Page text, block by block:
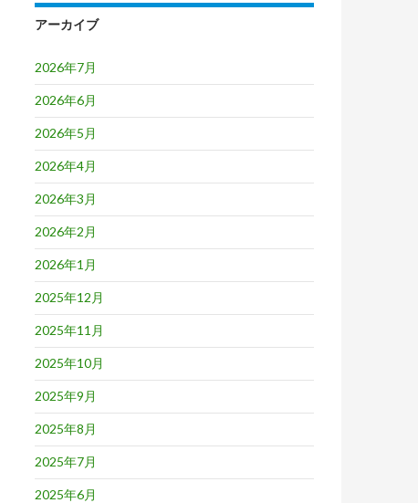
アーカイブ
2026年7月
2026年6月
2026年5月
2026年4月
2026年3月
2026年2月
2026年1月
2025年12月
2025年11月
2025年10月
2025年9月
2025年8月
2025年7月
2025年6月